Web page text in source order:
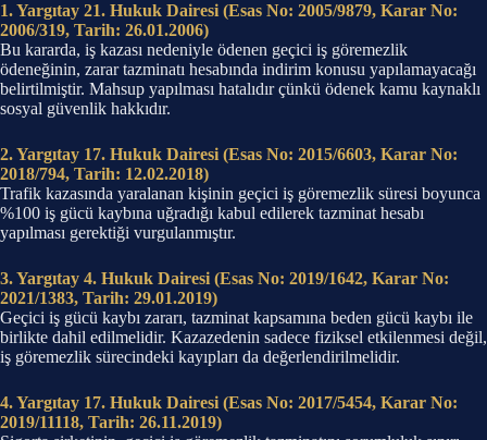
1. Yargıtay 21. Hukuk Dairesi (Esas No: 2005/9879, Karar No:
2006/319, Tarih: 26.01.2006)
Bu kararda, iş kazası nedeniyle ödenen geçici iş göremezlik
ödeneğinin, zarar tazminatı hesabında indirim konusu yapılamayacağı
belirtilmiştir. Mahsup yapılması hatalıdır çünkü ödenek kamu kaynaklı
sosyal güvenlik hakkıdır.
2. Yargıtay 17. Hukuk Dairesi (Esas No: 2015/6603, Karar No:
2018/794, Tarih: 12.02.2018)
Trafik kazasında yaralanan kişinin geçici iş göremezlik süresi boyunca
%100 iş gücü kaybına uğradığı kabul edilerek tazminat hesabı
yapılması gerektiği vurgulanmıştır.
3. Yargıtay 4. Hukuk Dairesi (Esas No: 2019/1642, Karar No:
2021/1383, Tarih: 29.01.2019)
Geçici iş gücü kaybı zararı, tazminat kapsamına beden gücü kaybı ile
birlikte dahil edilmelidir. Kazazedenin sadece fiziksel etkilenmesi değil,
iş göremezlik sürecindeki kayıpları da değerlendirilmelidir.
4. Yargıtay 17. Hukuk Dairesi (Esas No: 2017/5454, Karar No:
2019/11118, Tarih: 26.11.2019)